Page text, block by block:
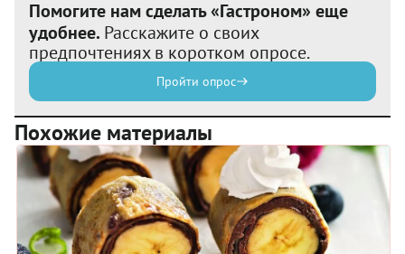
Помогите нам сделать «Гастроном» еще
удобнее. Расскажите о своих
предпочтениях в коротком опросе.
Пройти опрос
Похожие материалы